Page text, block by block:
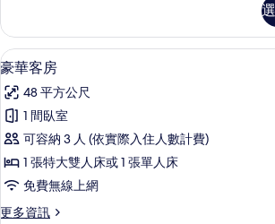
相
片
套
房
的
情
顯
示
豪
華
客
房
的
豪華客房 |
4
豪華客房
48 平方公尺
1 間臥室
可容納 3 人 (依實際入住人數計費)
1 張特大雙人床或 1 張單人床
免費無線上網
更多資訊
更